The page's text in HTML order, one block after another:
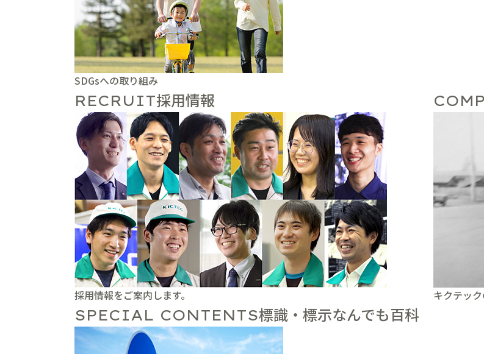
SDGsへの取り組み
RECRUIT採用情報
採用情報をご案内します。 キクテッ
SPECIAL CONTENTS標識・標示なんでも百科